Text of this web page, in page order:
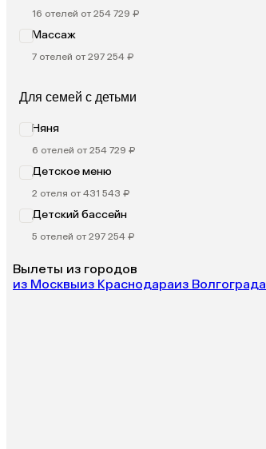
16 отелей от 254 729 ₽
Массаж
7 отелей от 297 254 ₽
Для семей с детьми
Няня
6 отелей от 254 729 ₽
Детское меню
2 отеля от 431 543 ₽
Детский бассейн
5 отелей от 297 254 ₽
Вылеты из городов
из Москвыиз Краснодараиз Волгограда